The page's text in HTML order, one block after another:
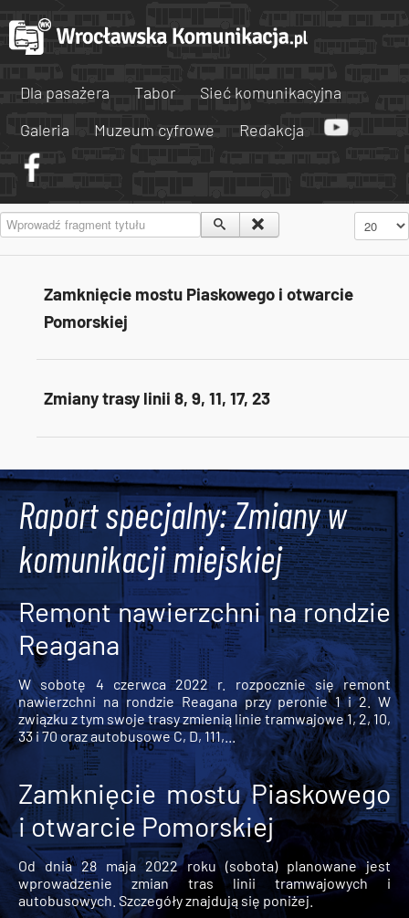
Dla pasażera Tabor
Sieć komunikacyjna
Galeria
Muzeum cyfrowe Redakcja
Wprowadź fragment tytułu Pokaż #
Zamknięcie mostu Piaskowego i otwarcie
Pomorskiej
Zmiany trasy linii 8, 9, 11, 17, 23
Raport specjalny: Zmiany w
komunikacji miejskiej
Remont nawierzchni na rondzie
Reagana
W sobotę 4 czerwca 2022 r. rozpocznie się remont
nawierzchni na rondzie Reagana przy peronie 1 i 2. W
związku z tym swoje trasy zmienią linie tramwajowe 1, 2, 10,
33 i 70 oraz autobusowe C, D, 111,...
Zamknięcie mostu Piaskowego
i otwarcie Pomorskiej
Od dnia 28 maja 2022 roku (sobota) planowane jest
wprowadzenie zmian tras linii tramwajowych i
autobusowych. Szczegóły znajdują się poniżej.